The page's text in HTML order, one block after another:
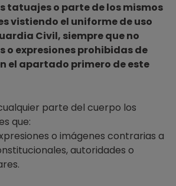
tatuajes o parte de los mismos
vistiendo el uniforme de uso
Civil, siempre que no
o expresiones prohibidas de
el apartado primero de este
parte del cuerpo los
que:
o imágenes contrarias a
autoridades o